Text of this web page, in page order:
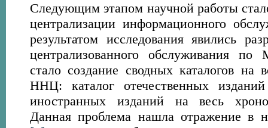
Следующим этапом научной работы
централизации информационного
результатом исследования явились
централизованного обслуживания
стало создание сводных каталогов на
ННЦ: каталог отечественных
иностранных изданий на весь
Данная проблема нашла отражение в